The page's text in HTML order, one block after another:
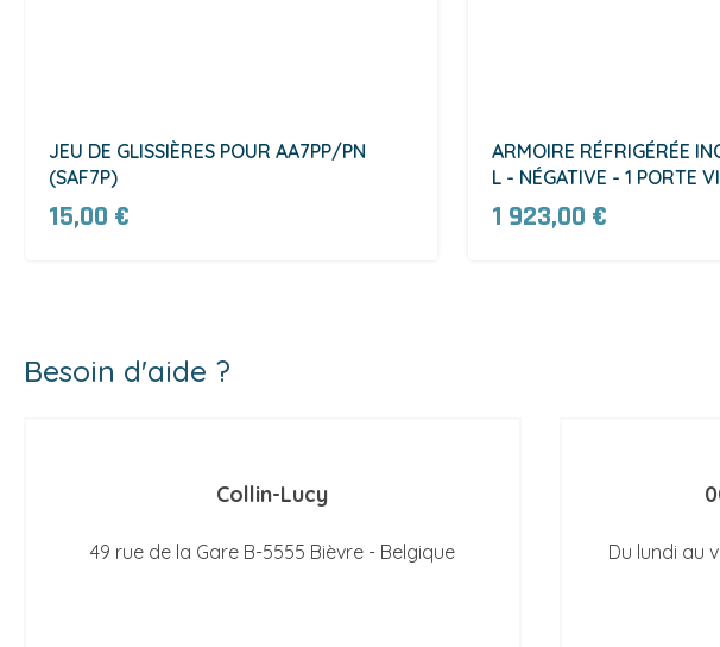
JEU DE GLISSIÈRES POUR AA7PP/PN
(SAF7P)
15,00 €
ARMOIRE RÉFRIGÉRÉE
L - NÉGATIVE - 1 PORTE
(AAF7NV)
1 923,00 €
Besoin d'aide ?
Collin-Lucy
49 rue de la Gare B-5555 Bièvre - Belgique
Du lundi au